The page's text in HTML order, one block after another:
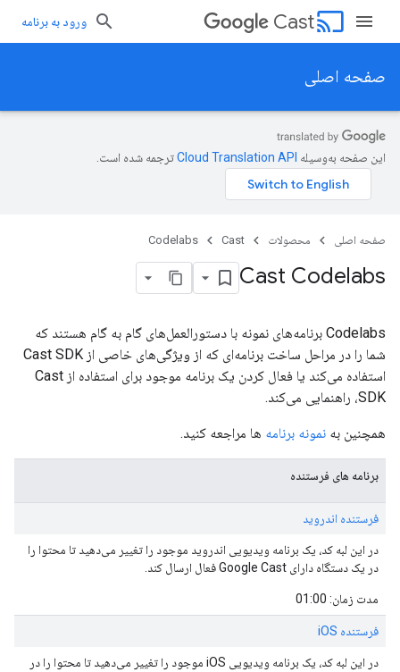
cast
Cast ورود به برنامه
صفحه اصلی
این صفحه به‌وسیله ترجمه شده است.
صفحه اصلی محصولات Cast
Codelabs
Cast Codelabs
Codelabs برنامه‌های نمونه با دستورالعمل‌های گام به گام هستند که
شما را در مراحل ساخت برنامه‌ای که از ویژگی‌های خاصی از Cast SDK
استفاده می‌کند یا فعال کردن یک برنامه موجود برای استفاده از Cast
SDK، راهنمایی می‌کند.
همچنین به نمونه برنامه ها مراجعه کنید.
برنامه های فرستنده
فرستنده اندروید
در این لبه کد، یک برنامه ویدیویی اندروید موجود را تغییر می‌دهید تا محتوا را
در یک دستگاه دارای Google Cast فعال ارسال کند.
مدت زمان: 01:00
فرستنده iOS
در این لبه کد، یک برنامه ویدیویی iOS موجود را تغییر می‌دهید تا محتوا را در